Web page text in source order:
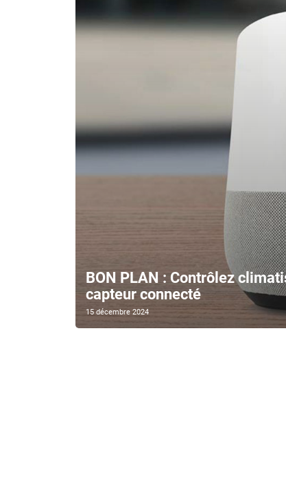
BON PLAN : Contrôlez
capteur connecté
15 décembre 2024